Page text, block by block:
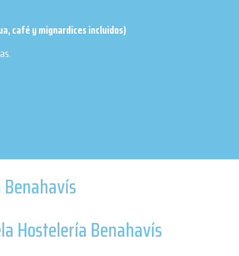
café y mignardices incluidos)
Hostelería Benahavís